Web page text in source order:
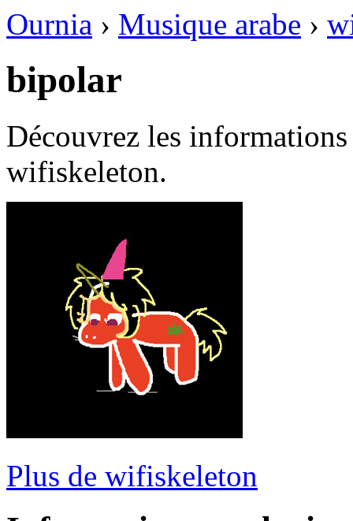
Ournia › Musique arabe ›
bipolar
Découvrez les
wifiskeleton.
Plus de wifiskeleton